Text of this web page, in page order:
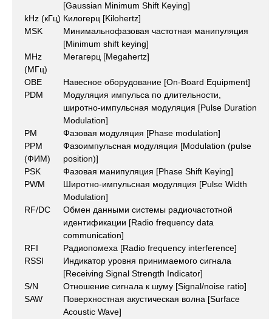
[Gaussian Minimum Shift Keying]
kHz (кГц) Килогерц [Kilohertz]
MSK
Минимальнофазовая частотная манипуляция
[Minimum shift keying]
MHz
(МГц)
Мегагерц [Megahertz]
OBE
Навесное оборудование [On-Board Equipment]
PDM
Модуляция импульса по длительности,
широтно-импульсная модуляция [Pulse Duration
Modulation]
PM
Фазовая модуляция [Phase modulation]
PPM
(ФИМ)
Фазоимпульсная модуляция [Modulation (pulse
position)]
PSK
Фазовая манипуляция [Phase Shift Keying]
PWM
Широтно-импульсная модуляция [Pulse Width
Modulation]
RF/DC
Обмен данными системы радиочастотной
идентификации [Radio frequency data
communication]
RFI
Радиопомеха [Radio frequency interference]
RSSI
Индикатор уровня принимаемого сигнала
[Receiving Signal Strength Indicator]
S/N
Отношение сигнала к шуму [Signal/noise ratio]
SAW
Поверхностная акустическая волна [Surface
Acoustic Wave]